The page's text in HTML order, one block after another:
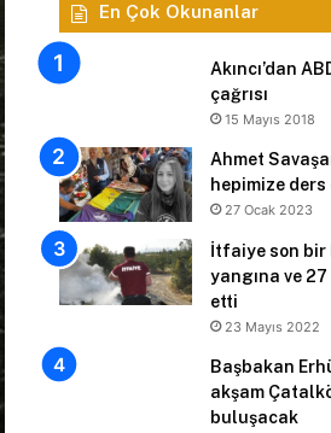
En Çok Okunanlar
Akıncı’dan
çağrısı
15 Mayıs 2018
Ahmet
hepimize
27 Ocak 2023
İtfaiye son bir
yangına ve
etti
23 Mayıs 2022
Başbakan
akşam
buluşacak